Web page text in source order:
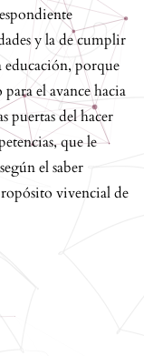
y la de cumplir
educación, porque
el avance hacia
puertas del hacer
que le
el saber
vivencial de